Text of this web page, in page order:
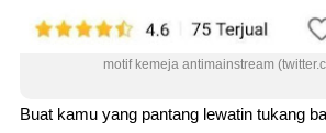
motif kemeja antimainstream
Buat kamu yang pantang lewatin tukang